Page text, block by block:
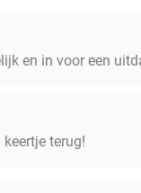
en in voor een
terug!